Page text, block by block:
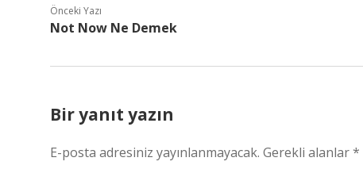
Önceki Yazı
Not Now Ne Demek
Bir yanıt yazın
E-posta adresiniz yayınlanmayacak. Gerekli alanlar*